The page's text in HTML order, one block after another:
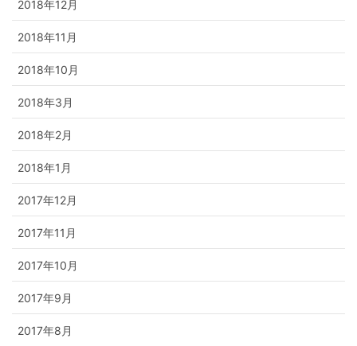
2018年12月
2018年11月
2018年10月
2018年3月
2018年2月
2018年1月
2017年12月
2017年11月
2017年10月
2017年9月
2017年8月